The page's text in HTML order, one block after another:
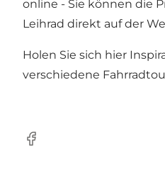
online - Sie können die
Leihrad direkt auf der
Holen Sie sich hier
verschiedene
Facebook